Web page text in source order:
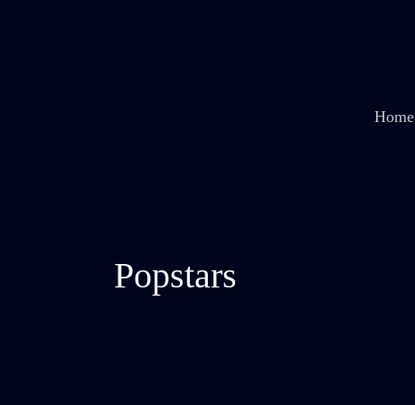
Home
Popstars